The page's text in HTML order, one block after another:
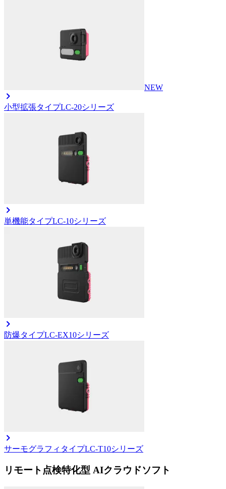
NEW
小型拡張タイプLC-20シリーズ
単機能タイプLC-10シリーズ
防爆タイプLC-EX10シリーズ
サーモグラフィタイプLC-T10シリーズ
リモート点検特化型 AIクラウドソフト